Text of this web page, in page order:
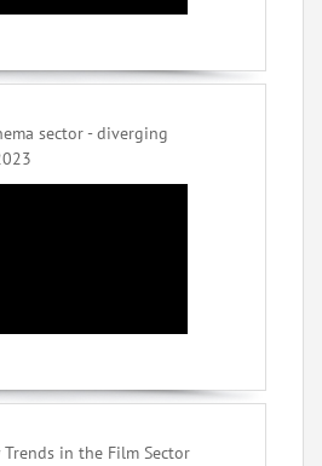
sector - diverging
Trends in the Film Sector